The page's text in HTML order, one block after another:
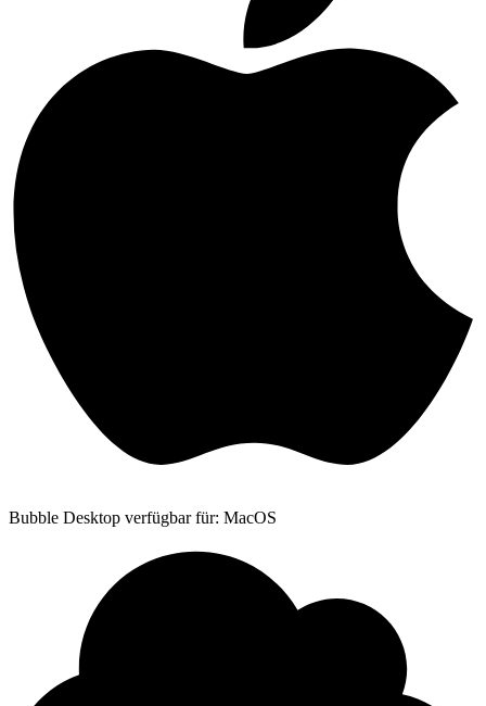
Bubble Desktop verfügbar für: MacOS